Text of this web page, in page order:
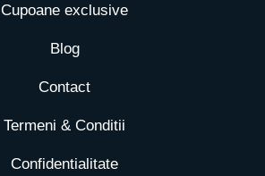
Cupoane exclusive
Blog
Contact
Termeni & Conditii
Confidentialitate